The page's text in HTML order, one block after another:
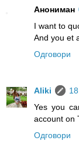
Анониман
I want to
And you et
Одговори
Aliki
Yes you
account on
Одговори